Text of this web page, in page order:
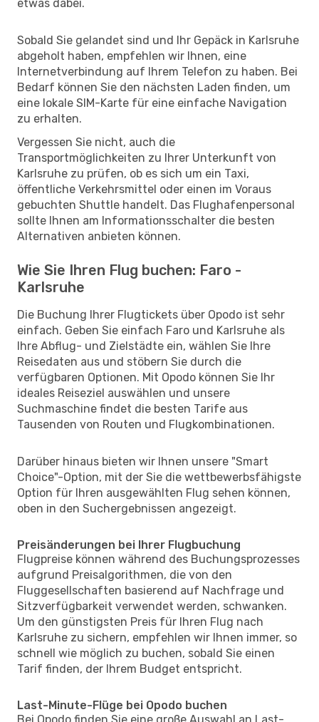
etwas dabei.
Sobald Sie gelandet sind und Ihr Gepäck in Karlsruhe
abgeholt haben, empfehlen wir Ihnen, eine
Internetverbindung auf Ihrem Telefon zu haben. Bei
Bedarf können Sie den nächsten Laden finden, um
eine lokale SIM-Karte für eine einfache Navigation
zu erhalten.
Vergessen Sie nicht, auch die
Transportmöglichkeiten zu Ihrer Unterkunft von
Karlsruhe zu prüfen, ob es sich um ein Taxi,
öffentliche Verkehrsmittel oder einen im Voraus
gebuchten Shuttle handelt. Das Flughafenpersonal
sollte Ihnen am Informationsschalter die besten
Alternativen anbieten können.
Wie Sie Ihren Flug buchen: Faro -
Karlsruhe
Die Buchung Ihrer Flugtickets über Opodo ist sehr
einfach. Geben Sie einfach Faro und Karlsruhe als
Ihre Abflug- und Zielstädte ein, wählen Sie Ihre
Reisedaten aus und stöbern Sie durch die
verfügbaren Optionen. Mit Opodo können Sie Ihr
ideales Reiseziel auswählen und unsere
Suchmaschine findet die besten Tarife aus
Tausenden von Routen und Flugkombinationen.
Darüber hinaus bieten wir Ihnen unsere "Smart
Choice"-Option, mit der Sie die wettbewerbsfähigste
Option für Ihren ausgewählten Flug sehen können,
oben in den Suchergebnissen angezeigt.
Preisänderungen bei Ihrer Flugbuchung
Flugpreise können während des Buchungsprozesses
aufgrund Preisalgorithmen, die von den
Fluggesellschaften basierend auf Nachfrage und
Sitzverfügbarkeit verwendet werden, schwanken.
Um den günstigsten Preis für Ihren Flug nach
Karlsruhe zu sichern, empfehlen wir Ihnen immer, so
schnell wie möglich zu buchen, sobald Sie einen
Tarif finden, der Ihrem Budget entspricht.
Last-Minute-Flüge bei Opodo buchen